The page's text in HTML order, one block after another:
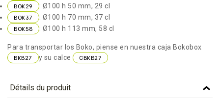
BOK29 : Ø100 h 50 mm, 29 cl
BOK37 : Ø100 h 70 mm, 37 cl
BOK58 : Ø100 h 113 mm, 58 cl
Para transportar los Boko, piense en nuestra caja Bokobox
BKB27 y su calce CBKB27
Détails du produit